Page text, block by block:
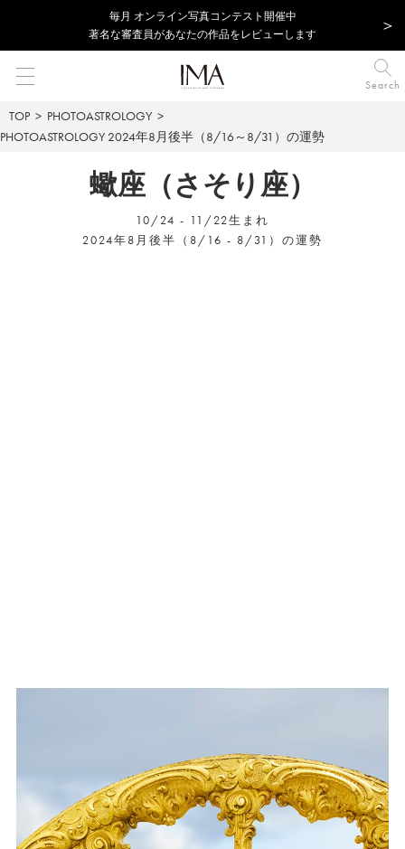
毎⽉ オンライン写真コンテスト開催中
著名な審査員があなたの作品をレビューします
Search
TOP
PHOTOASTROLOGY
PHOTOASTROLOGY 2024年8月後半（8/16～8/31）の運勢
蠍座（さそり座）
10/24 - 11/22生まれ
2024年8月後半（8/16 - 8/31）の運勢